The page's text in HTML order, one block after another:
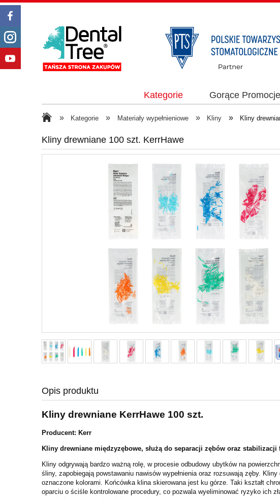
Kategorie Gorące
» Kategorie » Materiały wypełnieniowe » Kliny » Kliny
Kliny drewniane 100 szt. KerrHawe
Opis produktu
Kliny drewniane KerrHawe 100 szt.
Producent: Kerr
Kliny drewniane międzyzębowe, służą do separacji zębów oraz stabilizacji
Kliny odgrywają bardzo ważną rolę, w procesie odbudowy ubytków na
śliny, zapobiegają powstawaniu nawisów wypełnienia oraz rozsuwają zęby.
oznaczone kolorami. Końcówka klina skierowana jest ku górze. Taki kształt
oparciu o ściśle kontrolowane procedury, co pozwala wyeliminować ryzyko ich